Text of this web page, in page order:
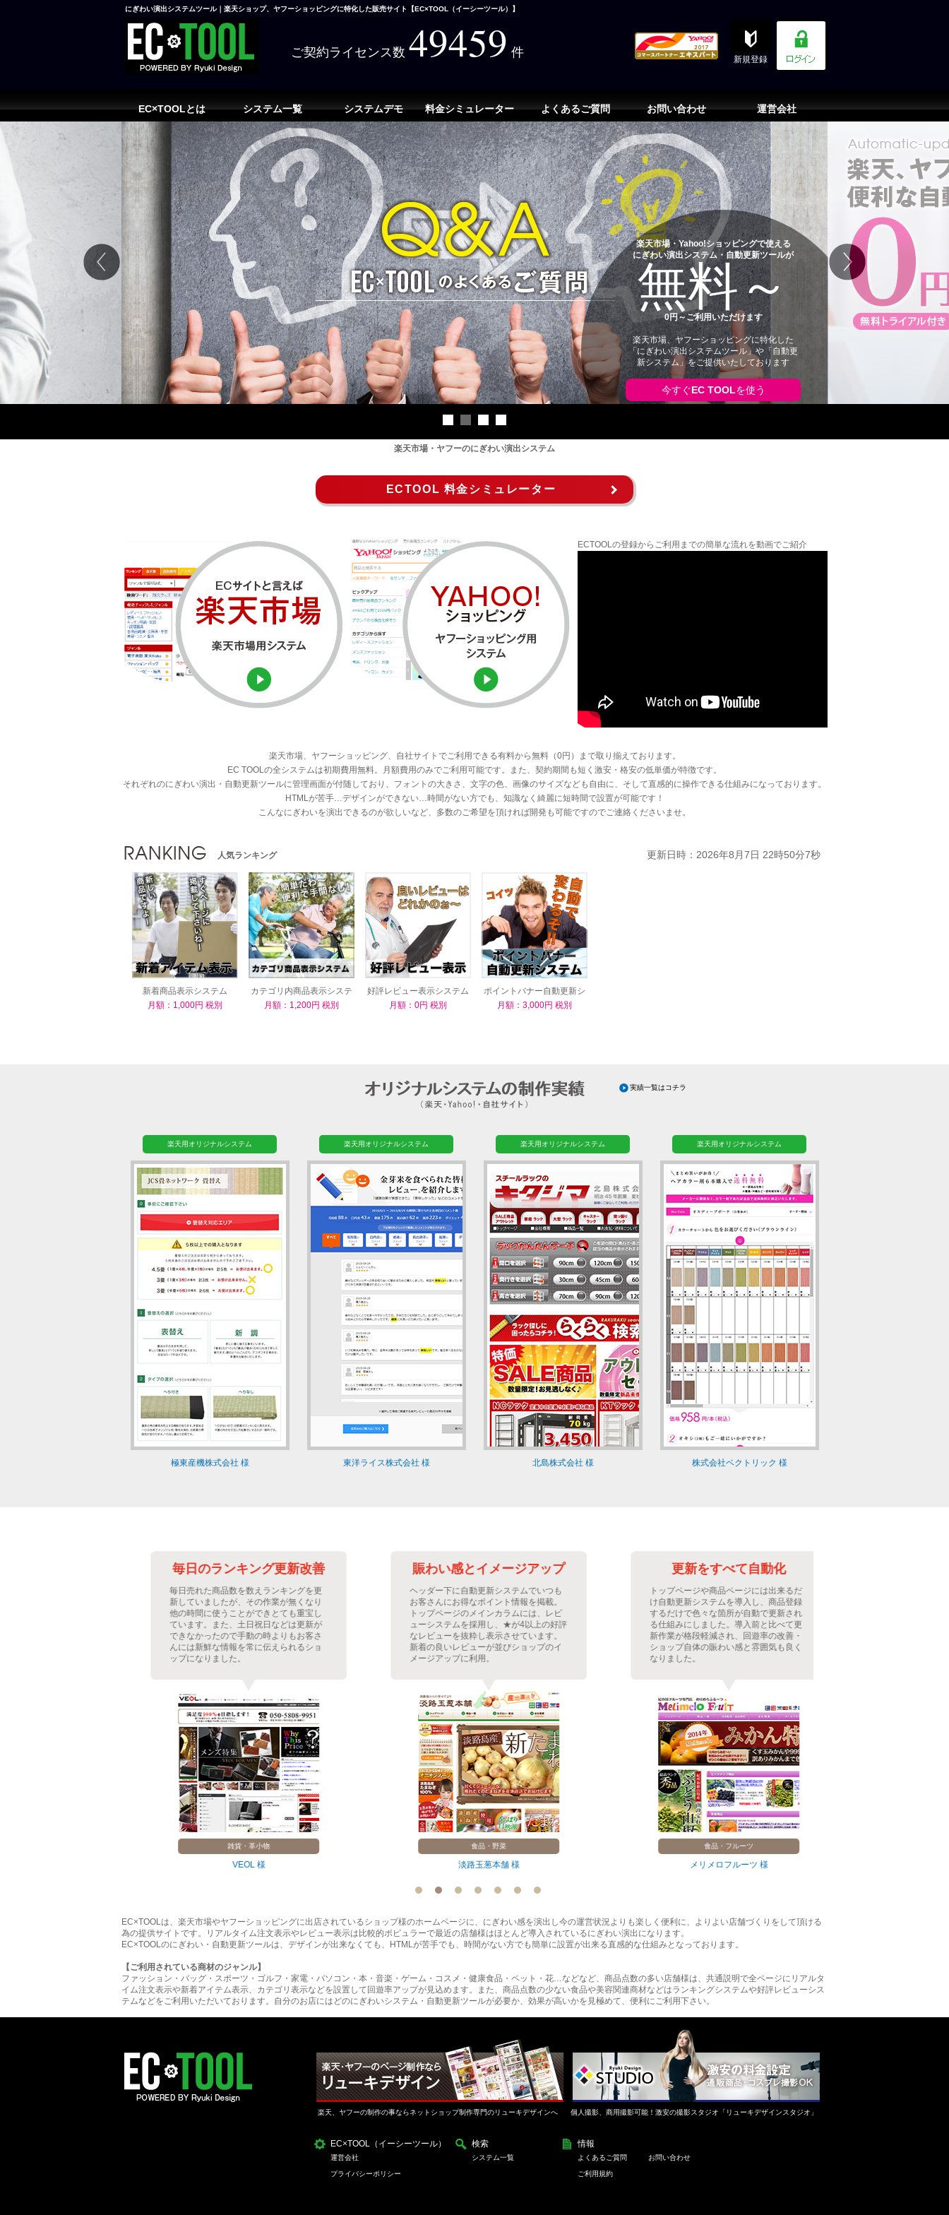
にぎわい演出システムツール｜楽天ショップ、ヤフーショッピングに特化した販売サイト【EC×TOOL（イーシーツール）】
ご契約ライセンス数 49459 件 新規登録
EC×TOOLとは システム一覧 システムデモ 料金シミュレーター よくあるご質問 お問い合わせ 運営会社
楽天市場・Yahoo!ショッピングで使える
にぎわい演出システム・自動更新ツールが
無料～
0円～ご利用いただけます
楽天市場、ヤフーショッピングに特化した
「にぎわい演出システムツール」や「自動更
新システム」をご提供いたしております
今すぐEC TOOLを使う
楽天市場・ヤフーのにぎわい演出システム
ECTOOL 料金シミュレーター
ECTOOLの登録からご利用までの簡単な流れを動画でご紹介
楽天市場、ヤフーショッピング、自社サイトでご利用できる有料から無料（0円）まで取り揃えております。
EC TOOLの全システムは初期費用無料。月額費用のみでご利用可能です。また、契約期間も短く激安・格安の低単価が特徴です。
それぞれのにぎわい演出・自動更新ツールに管理画面が付随しており、フォントの大きさ、文字の色、画像のサイズなども自由に、そして直感的に操作できる仕組みになっております。
HTMLが苦手…デザインができない…時間がない方でも、知識なく綺麗に短時間で設置が可能です！
こんなにぎわいを演出できるのが欲しいなど、多数のご希望を頂ければ開発も可能ですのでご連絡くださいませ。
人気ランキング 更新日時：2026年8月7日 22時50分7秒
新着商品表示システム
月額：1,000円 税別
カテゴリ内商品表示システ
ム
月額：1,200円 税別
好評レビュー表示システム
月額：0円 税別
ポイントバナー自動更新シ
ステム
月額：3,000円 税別
実績一覧はコチラ
楽天用オリジナルシステム
極東産機株式会社 様
楽天用オリジナルシステム
東洋ライス株式会社 様
楽天用オリジナルシステム
北島株式会社 様
楽天用オリジナルシステム
株式会社ベクトリック 様
毎日のランキング更新改善
毎日売れた商品数を数えランキングを更
新していましたが、その作業が無くなり
他の時間に使うことができとても重宝し
ています。また、土日祝日などは更新が
できなかったので手動の時よりもお客さ
んには新鮮な情報を常に伝えられるショ
ップになりました。
雑貨・革小物
VEOL 様
賑わい感とイメージアップ
ヘッダー下に自動更新システムでいつも
お客さんにお得なポイント情報を掲載。
トップページのメインカラムには、レビ
ューシステムを採用し、★が4以上の好評
なレビューを抜粋し表示させています。
新着の良いレビューが並びショップのイ
メージアップに利用。
食品・野菜
淡路玉葱本舗 様
更新をすべて自動化
トップページや商品ページには出来るだ
け自動更新システムを導入し、商品登録
するだけで色々な箇所が自動で更新され
る仕組みにしました。導入前と比べて更
新作業が格段軽減され、回遊率の改善・
ショップ自体の賑わい感と雰囲気も良く
なりました。
食品・フルーツ
メリメロフルーツ 様
EC×TOOLは、楽天市場やヤフーショッピングに出店されているショップ様のホームページに、にぎわい感を演出し今の運営状況よりも楽しく便利に、よりよい店舗づくりをして頂ける
為の提供サイトです。リアルタイム注文表示やレビュー表示は比較的ポピュラーで最近の店舗様はほとんど導入されているにぎわい演出になります。
EC×TOOLのにぎわい・自動更新ツールは、デザインが出来なくても、HTMLが苦手でも、時間がない方でも簡単に設置が出来る直感的な仕組みとなっております。
【ご利用されている商材のジャンル】
ファッション・バッグ・スポーツ・ゴルフ・家電・パソコン・本・音楽・ゲーム・コスメ・健康食品・ペット・花…などなど、商品点数の多い店舗様は、共通説明で全ページにリアルタ
イム注文表示や新着アイテム表示、カテゴリ表示などを設置して回遊率アップが見込めます。また、商品点数の少ない食品や美容関連商材などはランキングシステムや好評レビューシス
テムなどをご利用いただいております。自分のお店にはどのにぎわいシステム・自動更新ツールが必要か、効果が高いかを見極めて、便利にご利用下さい。
楽天、ヤフーの制作の事ならネットショップ制作専門のリューキデザインへ 個人撮影、商用撮影可能！激安の撮影スタジオ「リューキデザインスタジオ」
EC×TOOL（イーシーツール）
運営会社
プライバシーポリシー
検索
システム一覧
情報
よくあるご質問 お問い合わせ
ご利用規約